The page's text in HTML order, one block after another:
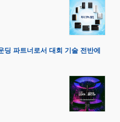
딩 파트너로서 대회 기술 전반에